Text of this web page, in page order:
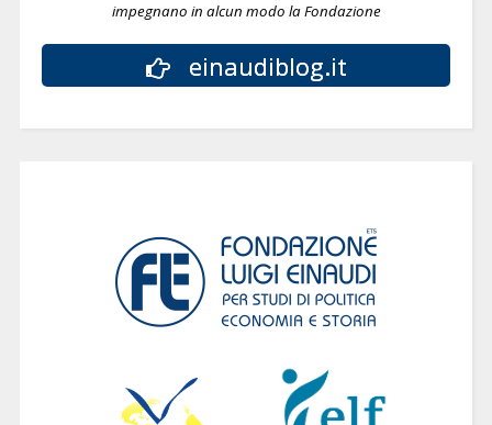
impegnano in alcun modo la Fondazione
einaudiblog.it